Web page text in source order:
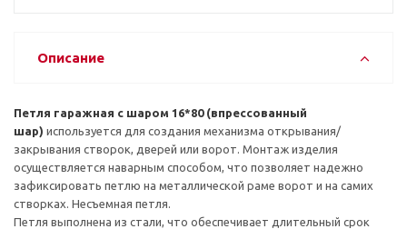
Описание
Петля гаражная с шаром 16*80 (впрессованный
шар) используется для создания механизма открывания/
закрывания створок, дверей или ворот. Монтаж изделия
осуществляется наварным способом, что позволяет надежно
зафиксировать петлю на металлической раме ворот и на самих
створках. Несъемная петля.
Петля выполнена из стали, что обеспечивает длительный срок